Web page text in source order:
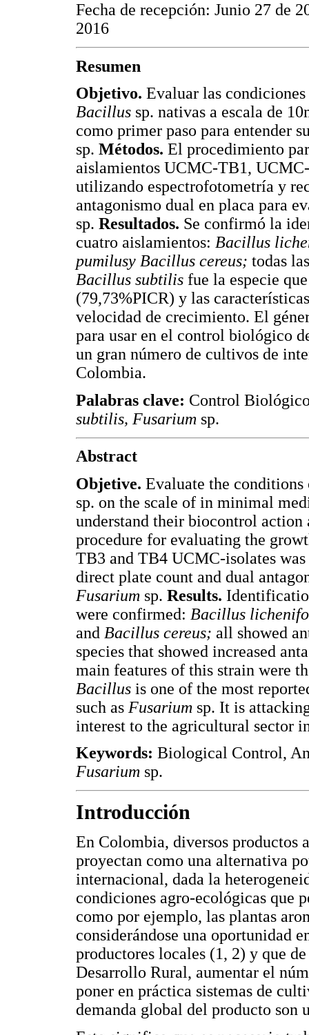
Fecha de recepción: Junio 27 de
2016
Resumen
Objetivo. Evaluar las
Bacillus sp. nativas a escala de
como primer paso para entender
sp. Métodos. El procedimiento
aislamientos UCMC-TB1,
utilizando espectrofotometría y
antagonismo dual en placa para
sp. Resultados. Se confirmó la
cuatro aislamientos: Bacillus
pumilusy Bacillus cereus; todas
Bacillus subtilis fue la especie
(79,73%PICR) y las
velocidad de crecimiento. El
para usar en el control biológico
un gran número de cultivos de
Colombia.
Palabras clave: Control
subtilis, Fusarium sp.
Abstract
Objetive. Evaluate the
sp. on the scale of in minimal
understand their biocontrol action
procedure for evaluating the
TB3 and TB4 UCMC-isolates
direct plate count and dual
Fusarium sp. Results.
were confirmed: Bacillus
and Bacillus cereus; all showed
species that showed increased
main features of this strain were
Bacillus is one of the most
such as Fusarium sp. It is
interest to the agricultural sector
Keywords: Biological Control,
Fusarium sp.
Introducción
En Colombia, diversos productos
proyectan como una alternativa
internacional, dada la
condiciones agro-ecológicas que
como por ejemplo, las plantas
considerándose una oportunidad
productores locales (1, 2) y que
Desarrollo Rural, aumentar el
poner en práctica sistemas de
demanda global del producto son